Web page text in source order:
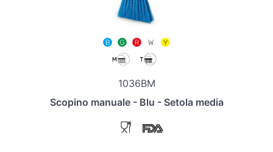
1036BM
Scopino manuale - Blu - Setola media